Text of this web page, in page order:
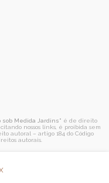
sob Medida Jardins" é de direito
nossos links, é proibida sem
autoral – artigo 184 do Código
autorais.